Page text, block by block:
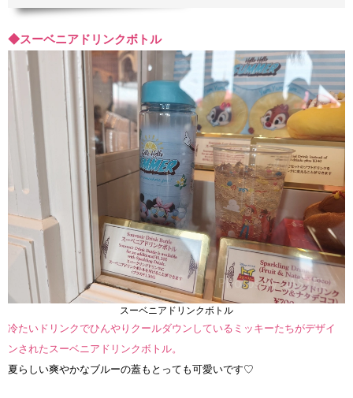
◆スーベニアドリンクボトル
スーベニアドリンクボトル
冷たいドリンクでひんやりクールダウンしているミッキーたちがデザイ
ンされたスーベニアドリンクボトル。
夏らしい爽やかなブルーの蓋もとっても可愛いです♡